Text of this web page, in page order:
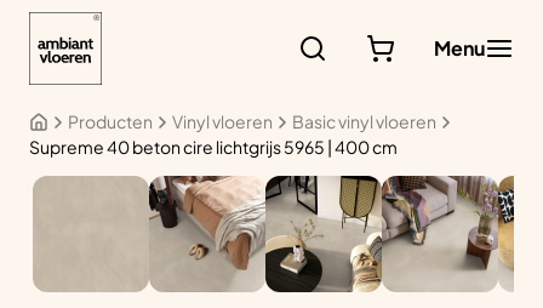
Menu
Producten Vinyl vloeren
Basic vinyl vloeren
Supreme 40 beton cire lichtgrijs 5965 | 400 cm